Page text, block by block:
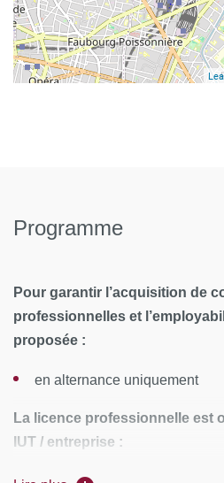
Programme
Pour garantir l’acquisition de
professionnelles et
proposée :
en alternance uniquement
La licence professionnelle est
IUT / entreprise :